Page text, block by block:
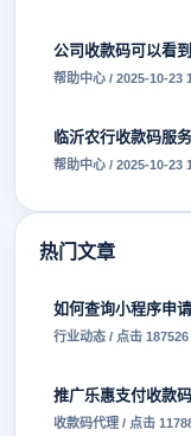
公司收款码可以看
帮助中心 / 2025-10-23
临沂农行收款码服务
帮助中心 / 2025-10-23
热门文章
如何查询小程序申
行业动态 / 点击 187526
推广乐惠支付收款
收款码代理 / 点击